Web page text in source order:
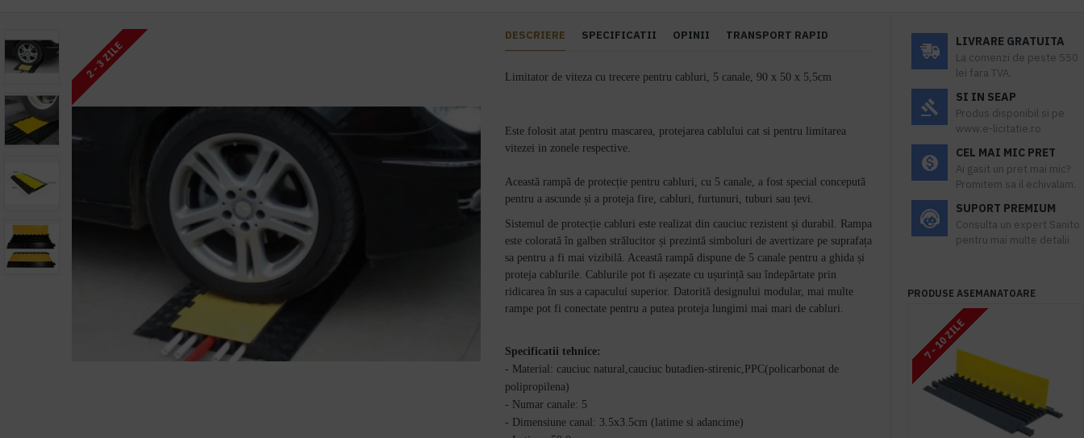
2 - 3 ZILE
DESCRIERE SPECIFICATII OPINII TRANSPORT RAPID
Limitator de viteza cu trecere pentru cabluri, 5 canale, 90 x 50 x 5,5cm
Este folosit atat pentru mascarea, protejarea cablului cat si pentru limitarea
vitezei in zonele respective.
Această rampă de protecție pentru cabluri, cu 5 canale, a fost special concepută
pentru a ascunde și a proteja fire, cabluri, furtunuri, tuburi sau țevi.
Sistemul de protecție cabluri este realizat din cauciuc rezistent și durabil. Rampa
este colorată în galben strălucitor și prezintă simboluri de avertizare pe suprafața
sa pentru a fi mai vizibilă. Această rampă dispune de 5 canale pentru a ghida și
proteja cablurile. Cablurile pot fi așezate cu ușurință sau îndepărtate prin
ridicarea în sus a capacului superior. Datorită designului modular, mai multe
rampe pot fi conectate pentru a putea proteja lungimi mai mari de cabluri.
Specificatii tehnice:
- Material: cauciuc natural,cauciuc butadien-stirenic,PPC(policarbonat de
polipropilena)
- Numar canale: 5
- Dimensiune canal: 3.5x3.5cm (latime si adancime)
LIVRARE GRATUITA
La comenzi de peste 550
lei fara TVA.
SI IN SEAP
Produs disponibil si pe
www.e-licitatie.ro
CEL MAI MIC PRET
Ai gasit un pret mai mic?
Promitem sa il echivalam.
SUPORT PREMIUM
Consulta un expert Sanito
pentru mai multe detalii
PRODUSE ASEMANATOARE
7 - 10 ZILE